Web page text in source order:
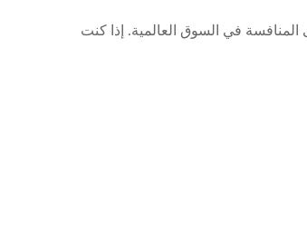
المنافسة في السوق العالمية. إذا كنت